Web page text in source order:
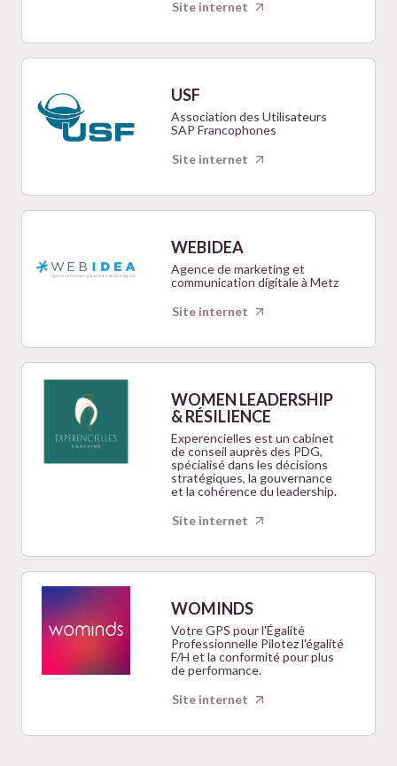
Site internet
USF
Association des Utilisateurs
SAP Francophones
Site internet
WEBIDEA
Agence de marketing et
communication digitale à Metz
Site internet
WOMEN LEADERSHIP
& RÉSILIENCE
Experencielles est un cabinet
de conseil auprès des PDG,
spécialisé dans les décisions
stratégiques, la gouvernance
et la cohérence du leadership.
Site internet
WOMINDS
Votre GPS pour l'Égalité
Professionnelle Pilotez l'égalité
F/H et la conformité pour plus
de performance.
Site internet